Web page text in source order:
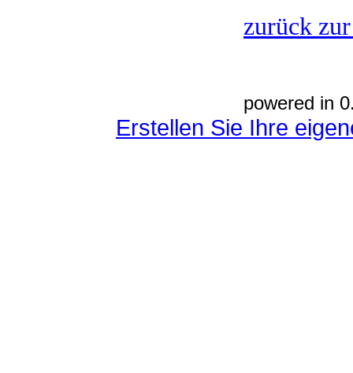
zurück
powered in
Erstellen Sie Ihre